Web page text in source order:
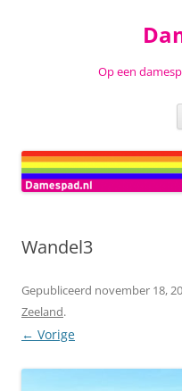
Op een
Wandel3
Gepubliceerd november 18,
Zeeland.
← Vorige